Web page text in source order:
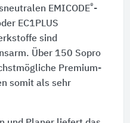
EMICODE®-
EC1PLUS
sind
Über 150 Sopro
Premium-
somit als sehr